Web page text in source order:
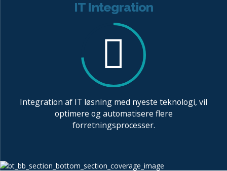
IT Integration
Integration af IT løsning med nyeste teknologi, vil
optimere og automatisere flere